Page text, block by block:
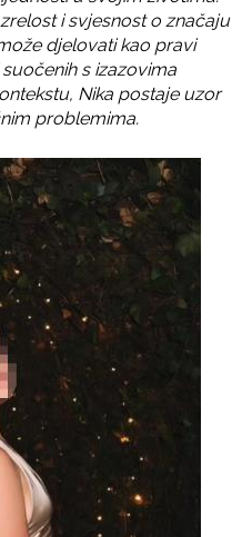
i svjesnost o značaju
djelovati kao pravi
s izazovima
Nika postaje uzor
problemima.